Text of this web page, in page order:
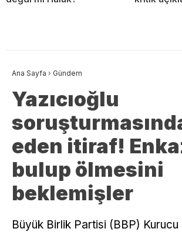
Ana Sayfa › Gündem
Yazıcıoğlu
eden itiraf!
bulup ölmesini
beklemişler
Büyük Birlik Partisi (BBP) Kurucu